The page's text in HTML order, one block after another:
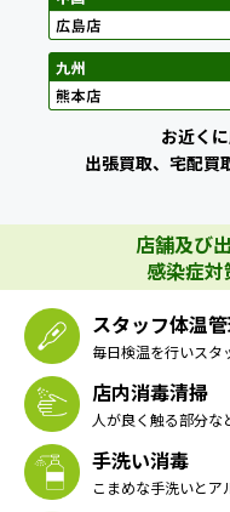
お近く
出張買取、宅配買
店舗及び
感染症対
スタッフ体温
毎日検温を行いスタ
店内消毒清掃
人が良く触る部分
手洗い消毒
こまめな手洗いとア